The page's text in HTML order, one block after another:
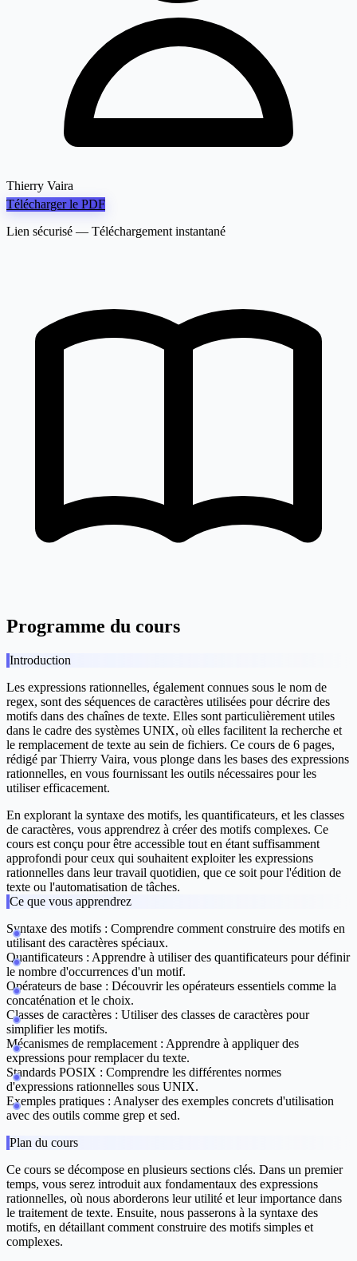
Thierry Vaira
Télécharger le PDF
Lien sécurisé — Téléchargement instantané
Programme du cours
Introduction
Les expressions rationnelles, également connues sous le nom de
regex, sont des séquences de caractères utilisées pour décrire des
motifs dans des chaînes de texte. Elles sont particulièrement utiles
dans le cadre des systèmes UNIX, où elles facilitent la recherche et
le remplacement de texte au sein de fichiers. Ce cours de 6 pages,
rédigé par Thierry Vaira, vous plonge dans les bases des expressions
rationnelles, en vous fournissant les outils nécessaires pour les
utiliser efficacement.
En explorant la syntaxe des motifs, les quantificateurs, et les classes
de caractères, vous apprendrez à créer des motifs complexes. Ce
cours est conçu pour être accessible tout en étant suffisamment
approfondi pour ceux qui souhaitent exploiter les expressions
rationnelles dans leur travail quotidien, que ce soit pour l'édition de
texte ou l'automatisation de tâches.
Ce que vous apprendrez
Syntaxe des motifs : Comprendre comment construire des motifs en
utilisant des caractères spéciaux.
Quantificateurs : Apprendre à utiliser des quantificateurs pour définir
le nombre d'occurrences d'un motif.
Opérateurs de base : Découvrir les opérateurs essentiels comme la
concaténation et le choix.
Classes de caractères : Utiliser des classes de caractères pour
simplifier les motifs.
Mécanismes de remplacement : Apprendre à appliquer des
expressions pour remplacer du texte.
Standards POSIX : Comprendre les différentes normes
d'expressions rationnelles sous UNIX.
Exemples pratiques : Analyser des exemples concrets d'utilisation
avec des outils comme grep et sed.
Plan du cours
Ce cours se décompose en plusieurs sections clés. Dans un premier
temps, vous serez introduit aux fondamentaux des expressions
rationnelles, où nous aborderons leur utilité et leur importance dans
le traitement de texte. Ensuite, nous passerons à la syntaxe des
motifs, en détaillant comment construire des motifs simples et
complexes.